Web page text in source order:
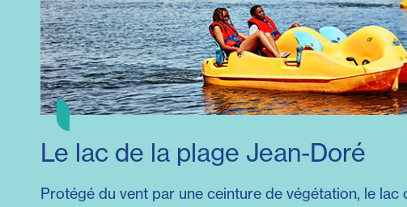
Le lac de la plage Jean-Doré
Protégé du vent par une ceinture de végétation, le lac